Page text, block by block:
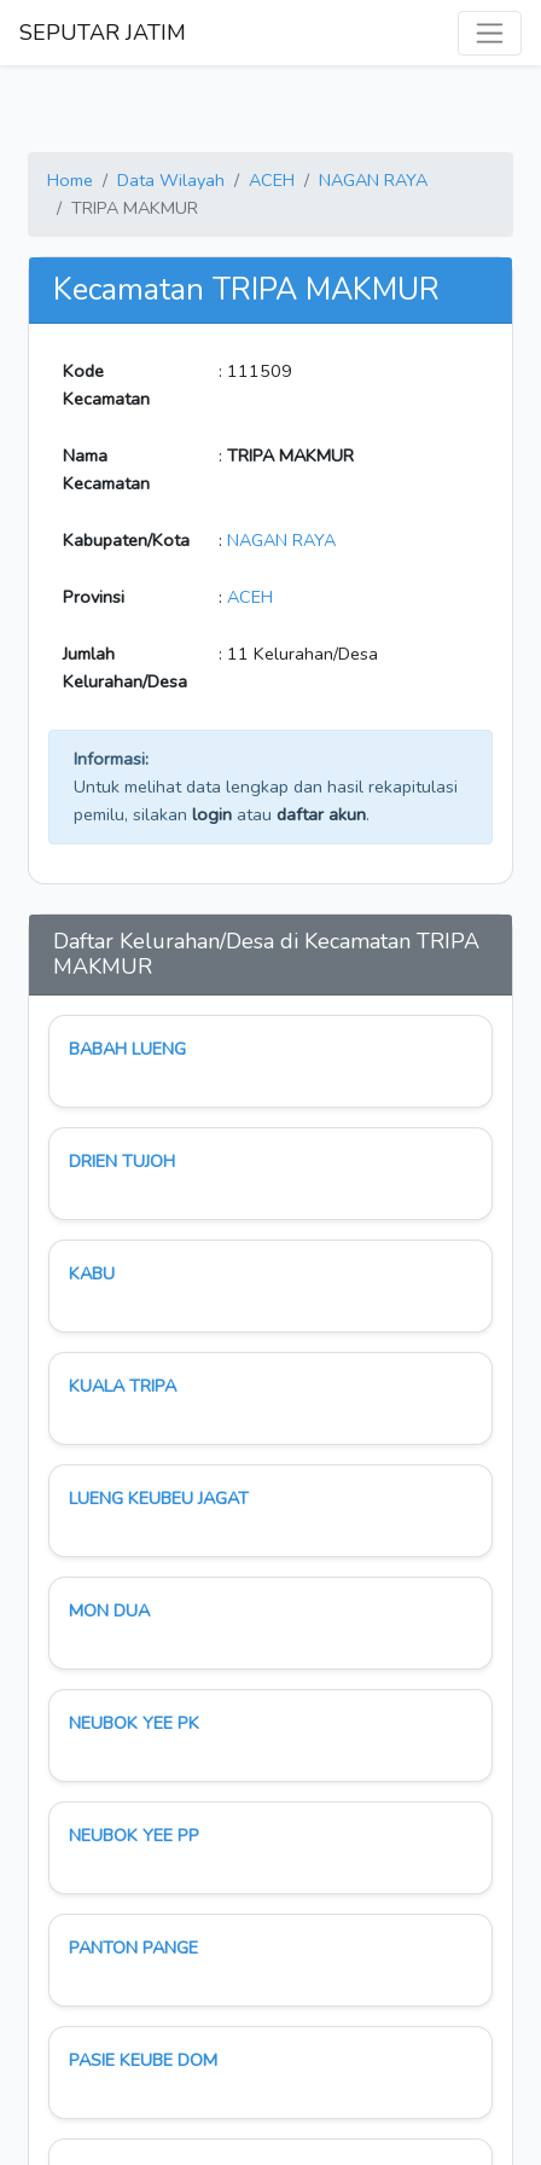
SEPUTAR JATIM
Home Data Wilayah ACEH
NAGAN RAYA
TRIPA MAKMUR
Kecamatan TRIPA MAKMUR
Kode
Kecamatan
: 111509
Nama
Kecamatan
: TRIPA MAKMUR
Kabupaten/Kota : NAGAN RAYA
Provinsi : ACEH
Jumlah
Kelurahan/Desa
: 11 Kelurahan/Desa
Informasi:
Untuk melihat data lengkap dan hasil rekapitulasi
pemilu, silakan login atau daftar akun.
Daftar Kelurahan/Desa di Kecamatan TRIPA
MAKMUR
BABAH LUENG
DRIEN TUJOH
KABU
KUALA TRIPA
LUENG KEUBEU JAGAT
MON DUA
NEUBOK YEE PK
NEUBOK YEE PP
PANTON PANGE
PASIE KEUBE DOM